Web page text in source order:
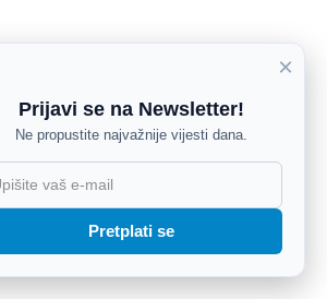
×
Prijavi se na Newsletter!
Ne propustite najvažnije vijesti dana.
Pretplati se